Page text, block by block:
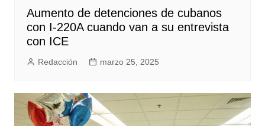
Aumento de detenciones de cubanos
con I-220A cuando van a su entrevista
con ICE
Redacción marzo 25, 2025